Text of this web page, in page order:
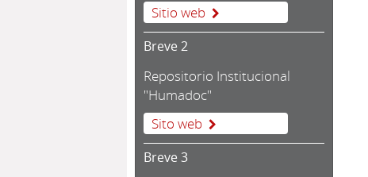
Sitio web
Breve 2
Repositorio Institucional
"Humadoc"
Sito web
Breve 3